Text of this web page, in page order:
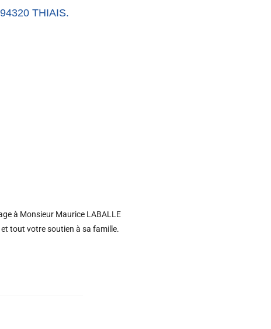
THIAIS.
à Monsieur Maurice LABALLE
tout votre soutien à sa famille.